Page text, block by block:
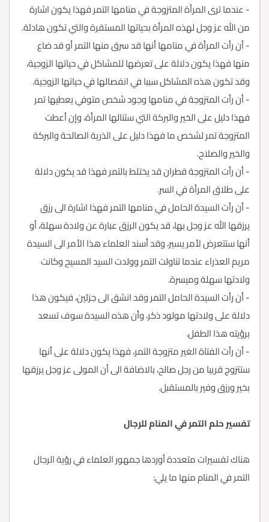
- عندما ترى المرأة المتزوجة في منامها التمر فهذا يكون اشارة
من الله عز وجل لهذه المرأة بحياتها المستقرة والتي تكون هادئة.
- أن رأت المرأة في منامها أنها قد سرق منها التمر أو قد ضاع
منها فهذا يكون دلالة على تعرضها للمشاكل في حياتها الزوجية،
وقد تكون هذه المشاكل سببا في انفصالها في حياتها الزوجية.
- أن رأت المتزوجة في منامها وجود شخص متوفي يعطيها تمر
فهذا دليل على الخير والبركة التي ستنالها المرأة، وإن أعطت
المتزوجة تمر لشخص ما فهذا دليل على الذرية الصالحة والبركة
والخير والصلاح.
- أن رأت المتزوجة قطران قد يختلط بالتمر فهذا قد يكون دلالة
على طلاق المرأة في السر.
- أن رأت السيدة الحامل في منامها التمر فهذا اشارة الى رزق
يرزقها الله عز وجل بها، قد يكون الرزق عبارة عن ولادة سهلة، أو
أنها ستتعرض لأمر يسير، وقد أسند العلماء هذا الأمر الى السيدة
مريم العذراء عندما تناولت التمر وولدت السيد المسيح وكانت
ولادتها سهلة وميسرة.
- أن رأت السيدة الحامل التمر وقد انشق الى جزئين، فيكون هذا
دلالة على ولادتها مولود ذكر، وأن هذه السيدة سوف تسعد
برؤيته هذا الطفل.
- أن رأت الفتاة الغير متزوجة التمر، فهذا يكون دلالة على أنها
ستتزوج قريبا من رجل صالح، بالاضافة الى أن المولى عز وجل يرزقها
بخير ورزق وفير بالمستقبل.
تفسير حلم التمر في المنام للرجال
هناك تفسيرات متعددة أوردها جمهور العلماء في رؤية الرجال
التمر في المنام منها ما يلي: